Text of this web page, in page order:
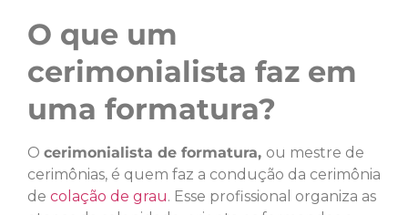
O que um
cerimonialista faz em
uma formatura?
O cerimonialista de formatura, ou mestre de
cerimônias, é quem faz a condução da cerimônia
de colação de grau. Esse profissional organiza as